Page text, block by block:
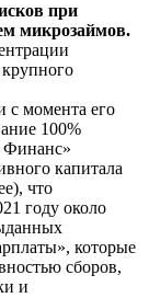
при
микрозаймов.
с момента его
100%
Финанс»
капитала
что
году около
которые
сборов,
и